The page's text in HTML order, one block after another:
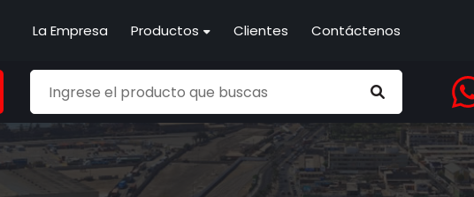
La Empresa Productos Clientes Contáctenos